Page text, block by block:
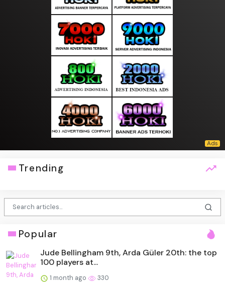
Trending
Popular
Jude Bellingham 9th, Arda Güler 20th: the top
100 players at...
1 month ago 330